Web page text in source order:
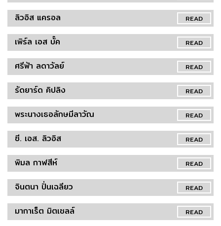
READ
ลิวอิส แครอล
READ
เพิร์ล เอส บั๊ค
READ
ศรีฟ้า ลดาวัลย์
READ
รัดยาร์ด คิปลิง
READ
พระนางเธอลักษมีลาวัณ
READ
ซี. เอส. ลิวอิส
READ
พิมล กาฬสีห์
READ
จินตนา ปิ่นเฉลียว
READ
มากาเร็ต มิตเชลล์